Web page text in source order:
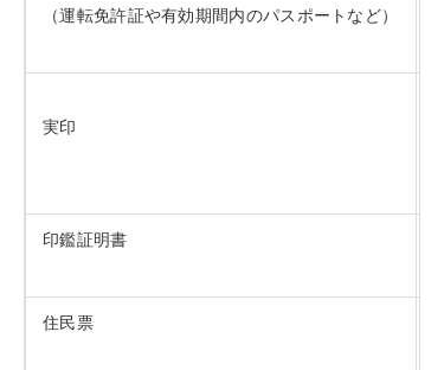
（運転免許証や有効期間内のパスポートなど）
実印
印鑑証明書
住民票